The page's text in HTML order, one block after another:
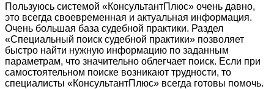
Пользуюсь системой «КонсультантПлюс» очень давно,
это всегда своевременная и актуальная информация.
Очень большая база судебной практики. Раздел
«Специальный поиск судебной практики» позволяет
быстро найти нужную информацию по заданным
параметрам, что значительно облегчает поиск. Если при
самостоятельном поиске возникают трудности, то
специалисты «КонсультантПлюс» всегда готовы помочь.